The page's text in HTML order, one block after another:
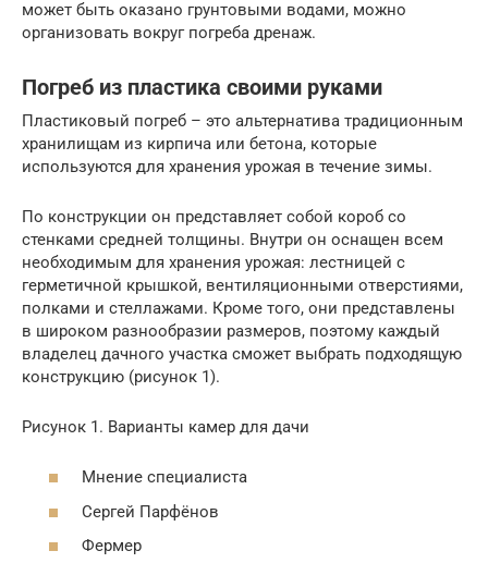
может быть оказано грунтовыми водами, можно
организовать вокруг погреба дренаж.
Погреб из пластика своими руками
Пластиковый погреб – это альтернатива традиционным
хранилищам из кирпича или бетона, которые
используются для хранения урожая в течение зимы.
По конструкции он представляет собой короб со
стенками средней толщины. Внутри он оснащен всем
необходимым для хранения урожая: лестницей с
герметичной крышкой, вентиляционными отверстиями,
полками и стеллажами. Кроме того, они представлены
в широком разнообразии размеров, поэтому каждый
владелец дачного участка сможет выбрать подходящую
конструкцию (рисунок 1).
Рисунок 1. Варианты камер для дачи
Мнение специалиста
Сергей Парфёнов
Фермер